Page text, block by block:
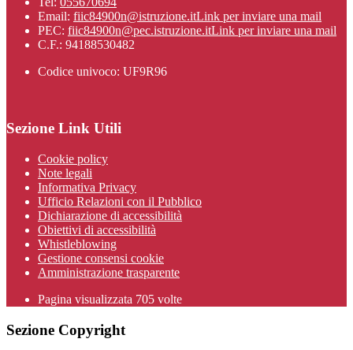
Email: fiic84900n@istruzione.itLink per inviare una mail
PEC: fiic84900n@pec.istruzione.itLink per inviare una mail
C.F.: 94188530482
Codice univoco: UF9R96
Sezione Link Utili
Cookie policy
Note legali
Informativa Privacy
Ufficio Relazioni con il Pubblico
Dichiarazione di accessibilità
Obiettivi di accessibilità
Whistleblowing
Gestione consensi cookie
Amministrazione trasparente
Pagina visualizzata 705 volte
Sezione Copyright